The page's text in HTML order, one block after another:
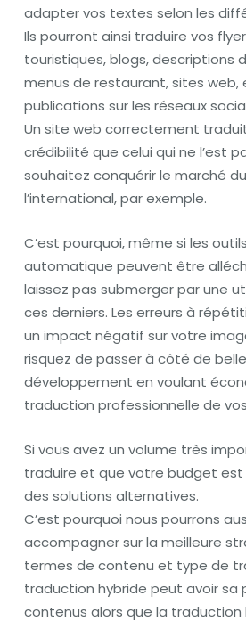
adapter vos textes selon les
Ils pourront ainsi traduire vos
touristiques, blogs, descriptions
menus de restaurant, sites web,
publications sur les réseaux
Un site web correctement
crédibilité que celui qui ne l’est
souhaitez conquérir le marché
l’international, par exemple.
C’est pourquoi, même si les
automatique peuvent être
laissez pas submerger par une
ces derniers. Les erreurs à
un impact négatif sur votre
risquez de passer à côté de
développement en voulant
traduction professionnelle de
Si vous avez un volume très
traduire et que votre budget est
des solutions alternatives.
C’est pourquoi nous pourrons
accompagner sur la meilleure
termes de contenu et type de
traduction hybride peut avoir sa
contenus alors que la traduction